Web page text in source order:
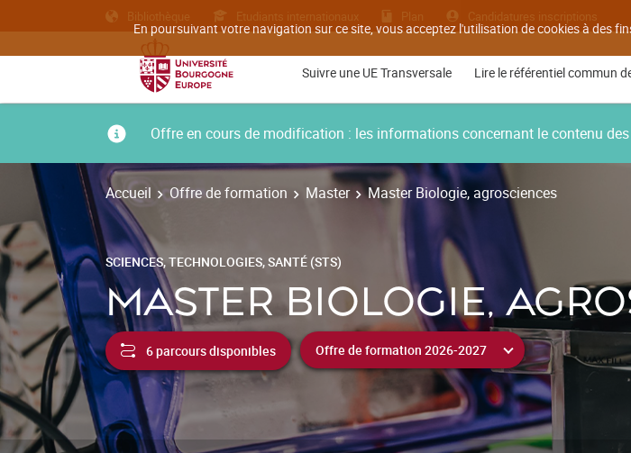
En poursuivant votre navigation sur ce site, vous acceptez l'utilisation de cookies à des
Bibliothèque Etudiants internationaux Plan Candidatures inscriptions
Suivre une UE Transversale Lire le référentiel commun
Offre en cours de modification : les informations concernant le contenu
Accueil Offre de formation Master Master Biologie, agrosciences
SCIENCES, TECHNOLOGIES, SANTÉ (STS)
MASTER BIOLOGIE,
6 parcours disponibles